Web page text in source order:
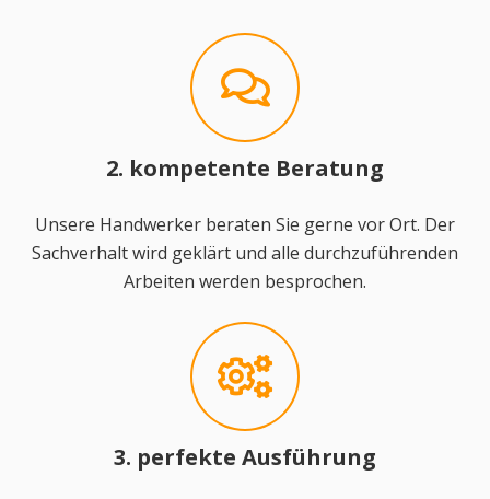
2. kompetente Beratung
Unsere Handwerker beraten Sie gerne vor Ort. Der
Sachverhalt wird geklärt und alle durchzuführenden
Arbeiten werden besprochen.
3. perfekte Ausführung